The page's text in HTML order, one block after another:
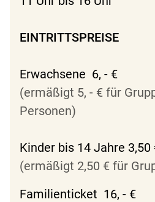
EINTRITTSPREISE
Erwachsene 6, - €
(ermäßigt 5, - € für
Personen)
Kinder bis 14 Jahre 3,50
(ermäßigt 2,50 € für
Familienticket 16, - €